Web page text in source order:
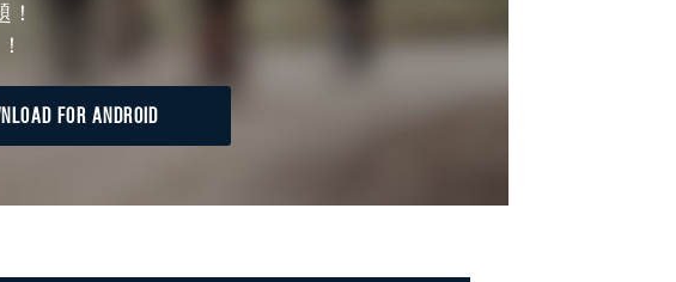
キャンペーン等の広告の案内のため
覧履歴や購買履歴等の情報を分析して、趣
告のため
の確認のため
サイトのサービス内容のご案内のため
FOR ANDROID